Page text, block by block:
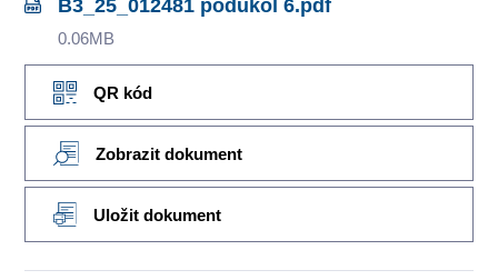
B3_25_012481 podúkol 6.pdf
0.06MB
QR kód
Zobrazit dokument
Uložit dokument